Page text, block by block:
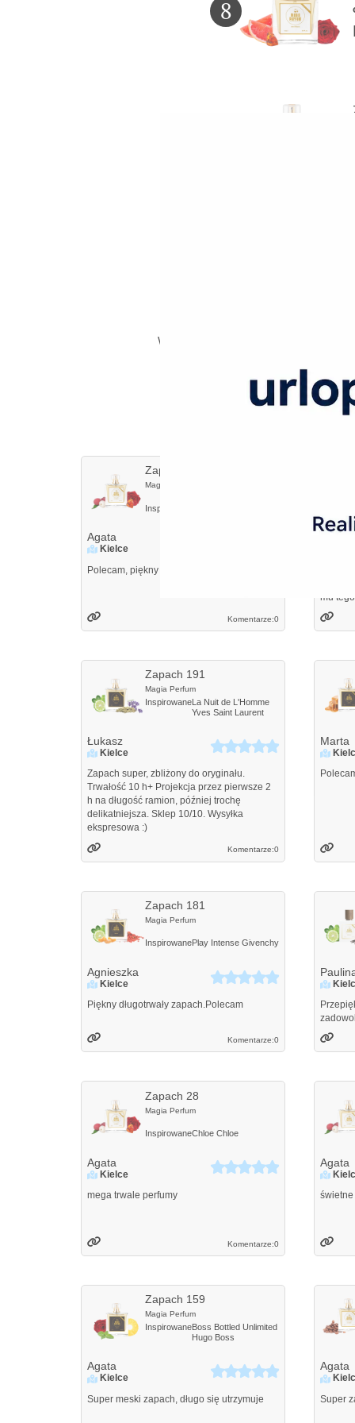
8
Wczytaj więcej
Zapach 28
Magia Perfum
Inspirowane
Agata
Kielce
Polecam, piękny i trwały zapach
Komentarze:0
mu
Zapach 191
Magia Perfum
InspirowaneLa Nuit de L'Homme
Yves Saint Laurent
Łukasz
Kielce
Zapach super, zbliżony do oryginału.
Trwałość 10 h+ Projekcja przez pierwsze 2
h na długość ramion, później trochę
delikatniejsza. Sklep 10/10. Wysyłka
ekspresowa :)
Komentarze:0
Marta
Zapach 181
Magia Perfum
InspirowanePlay Intense Givenchy
Agnieszka
Kielce
Piękny długotrwały zapach.Polecam
Komentarze:0
Zapach 28
Magia Perfum
InspirowaneChloe Chloe
Agata
Kielce
mega trwale perfumy
Komentarze:0
Agata
Zapach 159
Magia Perfum
InspirowaneBoss Bottled Unlimited
Hugo Boss
Agata
Kielce
Super meski zapach, długo się utrzymuje
Agata
Super